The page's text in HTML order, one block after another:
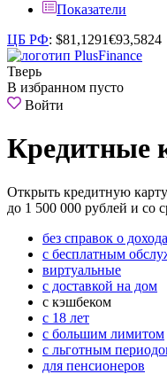
Показатели
ЦБ РФ: $81,1291€93,5824
Тверь
В избранном пусто
Войти
Кредитные
Открыть кредитную
до 1 500 000 рублей и со
без справок о
с бесплатным
виртуальные
с доставкой на дом
с кэшбеком
с 18 лет
с большим лимитом
с льготным
для пенсионеров